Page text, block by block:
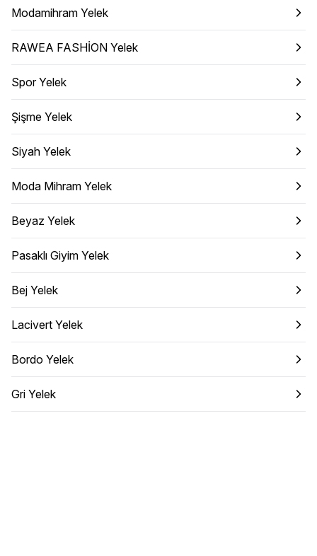
Modamihram Yelek
RAWEA FASHİON Yelek
Spor Yelek
Şişme Yelek
Siyah Yelek
Moda Mihram Yelek
Beyaz Yelek
Pasaklı Giyim Yelek
Bej Yelek
Lacivert Yelek
Bordo Yelek
Gri Yelek